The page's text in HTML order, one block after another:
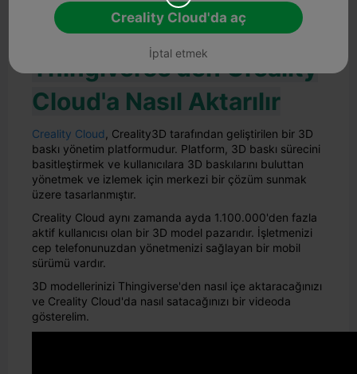
3D Modeller
Thingiverse'den Creality
Cloud'a Nasıl Aktarılır
Creality Cloud , Creality3D tarafından geliştirilen bir 3D
baskı yönetim platformudur. Platform, 3D baskı sürecini
basitleştirmek ve kullanıcılara 3D baskılarını buluttan
yönetmek ve izlemek için merkezi bir çözüm sunmak
üzere tasarlanmıştır.
Creality Cloud aynı zamanda ayda 1.100.000'den fazla
aktif kullanıcısı olan bir 3D model pazarıdır. İşletmenizi
cep telefonunuzdan yönetmenizi sağlayan bir mobil
sürümü vardır.
3D modellerinizi Thingiverse'den nasıl içe aktaracağınızı
ve Creality Cloud'da nasıl satacağınızı bir videoda
gösterelim.
Creality Cloud'da aç
İptal etmek